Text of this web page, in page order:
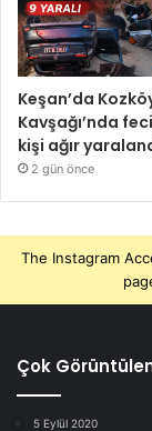
Keşan’da
Kavşağı’nda
kişi ağır
2 gün önce
The Instagram
Çok
5 Eylül 2020